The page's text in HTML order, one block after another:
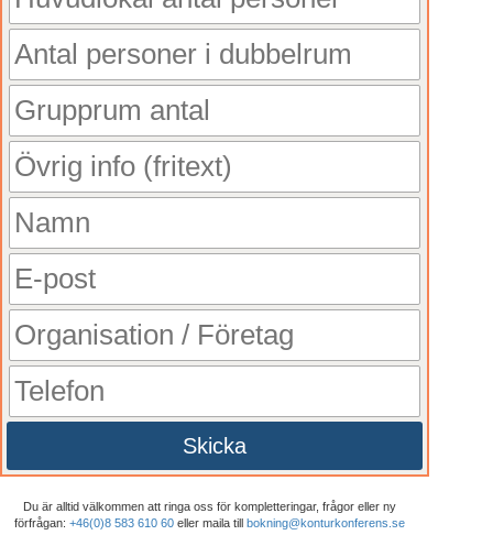
Skicka
Du är alltid välkommen att ringa oss för kompletteringar, frågor eller ny
förfrågan: +46(0)8 583 610 60eller maila till bokning@konturkonferens.se